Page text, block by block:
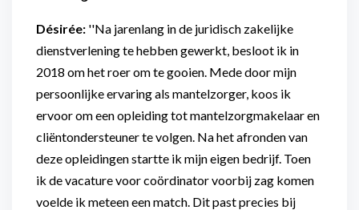
Désirée: ''Na jarenlang in de juridisch zakelijke
dienstverlening te hebben gewerkt, besloot ik in
2018 om het roer om te gooien. Mede door mijn
persoonlijke ervaring als mantelzorger, koos ik
ervoor om een opleiding tot mantelzorgmakelaar en
cliëntondersteuner te volgen. Na het afronden van
deze opleidingen startte ik mijn eigen bedrijf. Toen
ik de vacature voor coördinator voorbij zag komen
voelde ik meteen een match. Dit past precies bij